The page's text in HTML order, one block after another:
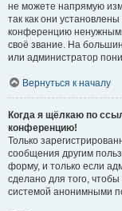
не можете напрямую
так как они
конференцию
своё звание. На
или администратор
Вернуться к началу
Когда я щёлкаю по
конференцию!
Только
сообщения другим
форму, и только если
сделано для того,
системой анонимными